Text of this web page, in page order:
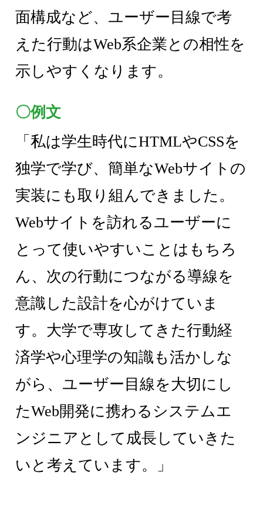
面構成など、ユーザー目線で考
えた行動はWeb系企業との相性を
示しやすくなります。
〇例文
「私は学生時代にHTMLやCSSを
独学で学び、簡単なWebサイトの
実装にも取り組んできました。
Webサイトを訪れるユーザーに
とって使いやすいことはもちろ
ん、次の行動につながる導線を
意識した設計を心がけていま
す。大学で専攻してきた行動経
済学や心理学の知識も活かしな
がら、ユーザー目線を大切にし
たWeb開発に携わるシステムエ
ンジニアとして成長していきた
いと考えています。」